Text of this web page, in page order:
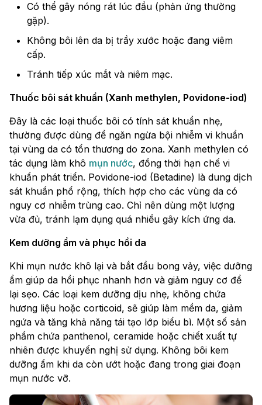
Có thể gây nóng rát lúc đầu (phản ứng thường
gặp).
Không bôi lên da bị trầy xước hoặc đang viêm
cấp.
Tránh tiếp xúc mắt và niêm mạc.
Thuốc bôi sát khuẩn (Xanh methylen, Povidone-iod)
Đây là các loại thuốc bôi có tính sát khuẩn nhẹ,
thường được dùng để ngăn ngừa bội nhiễm vi khuẩn
tại vùng da có tổn thương do zona. Xanh methylen có
tác dụng làm khô mụn nước, đồng thời hạn chế vi
khuẩn phát triển. Povidone-iod (Betadine) là dung dịch
sát khuẩn phổ rộng, thích hợp cho các vùng da có
nguy cơ nhiễm trùng cao. Chỉ nên dùng một lượng
vừa đủ, tránh lạm dụng quá nhiều gây kích ứng da.
Kem dưỡng ẩm và phục hồi da
Khi mụn nước khô lại và bắt đầu bong vảy, việc dưỡng
ẩm giúp da hồi phục nhanh hơn và giảm nguy cơ để
lại sẹo. Các loại kem dưỡng dịu nhẹ, không chứa
hương liệu hoặc corticoid, sẽ giúp làm mềm da, giảm
ngứa và tăng khả năng tái tạo lớp biểu bì. Một số sản
phẩm chứa panthenol, ceramide hoặc chiết xuất tự
nhiên được khuyến nghị sử dụng. Không bôi kem
dưỡng ẩm khi da còn ướt hoặc đang trong giai đoạn
mụn nước vỡ.